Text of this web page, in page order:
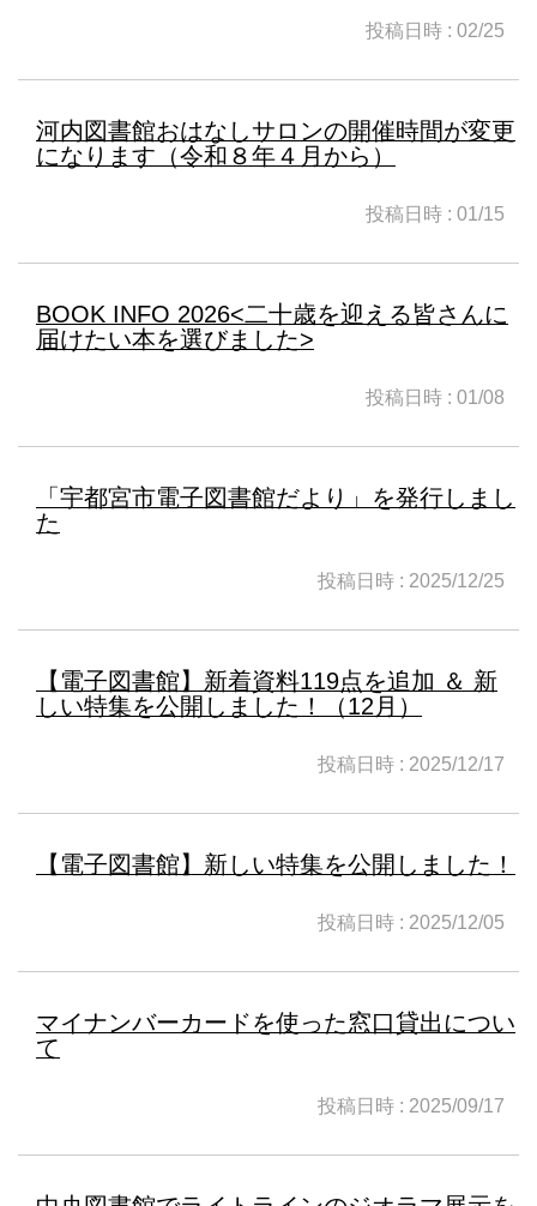
投稿日時 : 02/25
河内図書館おはなしサロンの開催時間が変更
になります（令和８年４月から）
投稿日時 : 01/15
BOOK INFO 2026<二十歳を迎える皆さんに
届けたい本を選びました>
投稿日時 : 01/08
「宇都宮市電子図書館だより」を発行しまし
た
投稿日時 : 2025/12/25
【電子図書館】新着資料119点を追加 ＆ 新
しい特集を公開しました！（12月）
投稿日時 : 2025/12/17
【電子図書館】新しい特集を公開しました！
投稿日時 : 2025/12/05
マイナンバーカードを使った窓口貸出につい
て
投稿日時 : 2025/09/17